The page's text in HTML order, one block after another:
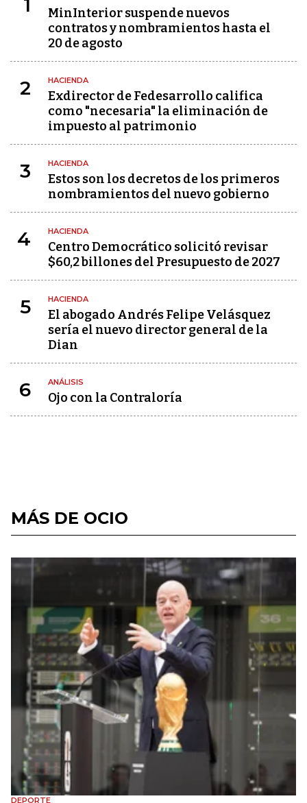
1
MinInterior suspende nuevos
contratos y nombramientos hasta el
20 de agosto
2 HACIENDA
Exdirector de Fedesarrollo califica
como "necesaria" la eliminación de
impuesto al patrimonio
3 HACIENDA
Estos son los decretos de los primeros
nombramientos del nuevo gobierno
4 HACIENDA
Centro Democrático solicitó revisar
$60,2 billones del Presupuesto de 2027
5 HACIENDA
El abogado Andrés Felipe Velásquez
sería el nuevo director general de la
Dian
6 ANÁLISIS
Ojo con la Contraloría
MÁS DE OCIO
DEPORTE